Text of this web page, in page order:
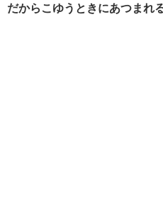
だからこゆうときにあつまれ